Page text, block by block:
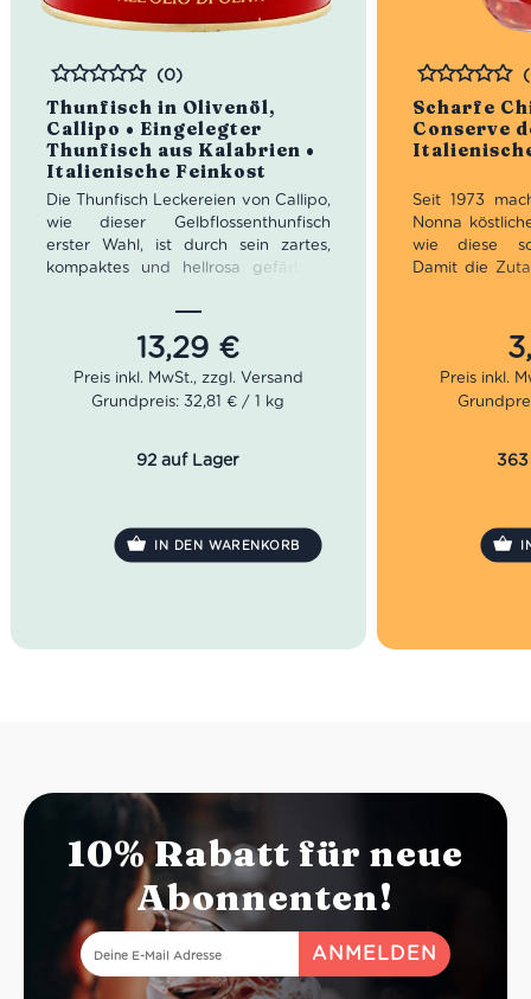
Thunfisch in Olivenöl,
Callipo • Eingelegter
Thunfisch aus Kalabrien •
Italienische Feinkost
Bewertet
(0)
Die Thunfisch Leckereien von Callipo,
wie dieser Gelbflossenthunfisch
erster Wahl, ist durch sein zartes,
kompaktes und hellrosa gefärbtes,
Dieser Thunfisch in Olivenöl gehört
traditionell in jeden Alimentari und in
jede italienische Küche.
Nettogewicht: 620 g
13,29 €
Grundpreis: 32,81 € / 1 kg
92 auf Lager
IN DEN WARENKORB
Scharfe
Conserve
Bewertet
Seit 1973
Nonna
wie diese
Damit die
Romagna
dafür, dass
Gerade
Chilischoten
zu
10% Rabatt für neue
Abonnenten!